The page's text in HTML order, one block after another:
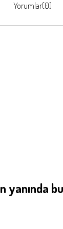
Yorumlar(0)
yanında